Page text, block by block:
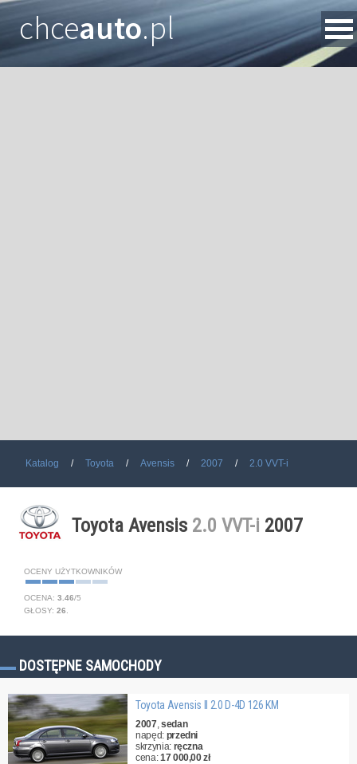
chceauto.pl
Katalog Toyota Avensis 2007 2.0 VVT-i
Toyota Avensis 2.0 VVT-i 2007
OCENY UŻYTKOWNIKÓW
OCENA: 3.46/5
GŁOSY: 26
DOSTĘPNE SAMOCHODY
Toyota Avensis II 2.0 D-4D 126 KM
2007,sedan
napęd: przedni
skrzynia: ręczna
cena:17 000,00 zł